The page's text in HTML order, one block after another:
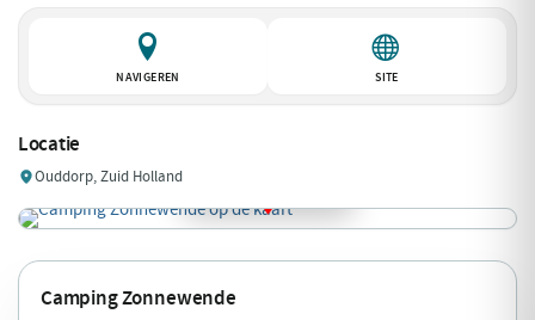
NAVIGEREN SITE
Locatie
Ouddorp, Zuid Holland
Camping Zonnewende